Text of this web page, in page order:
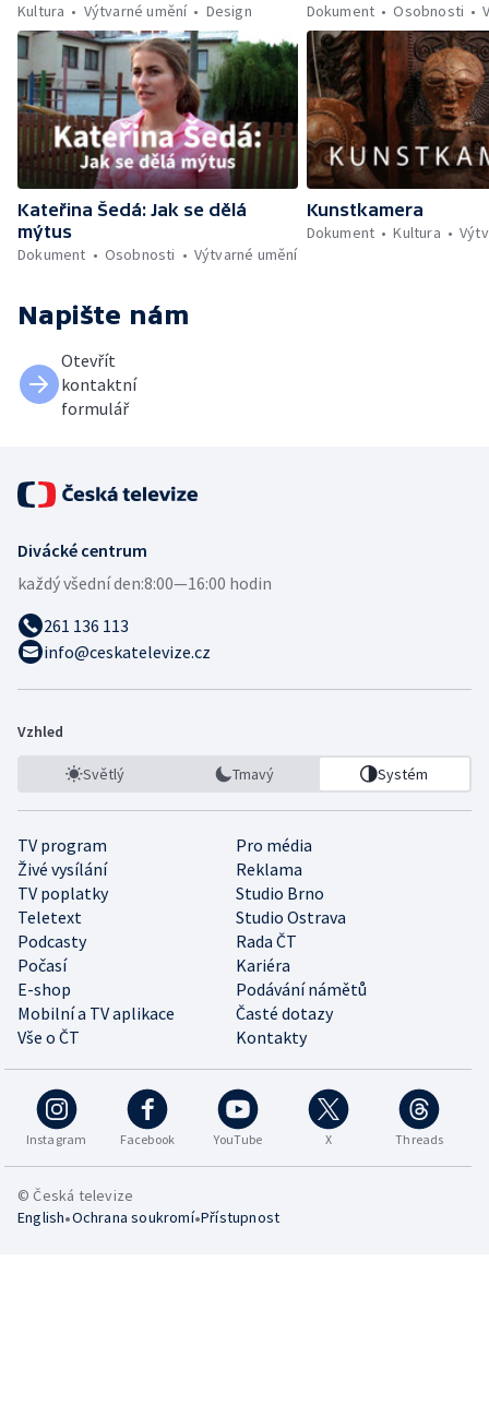
Kultura
Výtvarné umění Design
Dokument
Osobnosti
Kateřina Šedá: Jak se dělá
mýtus
Dokument
Osobnosti Výtvarné umění
Kunstkamera
Dokument
Kultura
Napište nám
Otevřít
kontaktní
formulář
Divácké centrum
každý všední den:8:00—16:00 hodin
261 136 113
info@ceskatelevize.cz
Vzhled
Světlý Tmavý Systém
TV program
Pro média
Živé vysílání
Reklama
TV poplatky
Studio Brno
Teletext
Studio Ostrava
Podcasty
Rada ČT
Počasí
Kariéra
E-shop
Podávání námětů
Mobilní a TV aplikace
Časté dotazy
Vše o ČT
Kontakty
Instagram Facebook YouTube X Threads
© Česká televize
English•Ochrana soukromí•Přístupnost